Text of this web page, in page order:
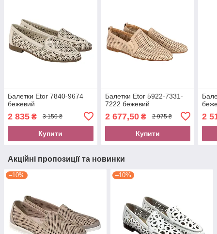
Балетки Etor 7840-9674
бежевий
2 835 ₴ 3 150 ₴
Купити
Балетки Etor 5922-7331-
7222 бежевий
2 677,50₴ 2 975 ₴
Купити
2
Акційні пропозиції та новинки
–10% –10%